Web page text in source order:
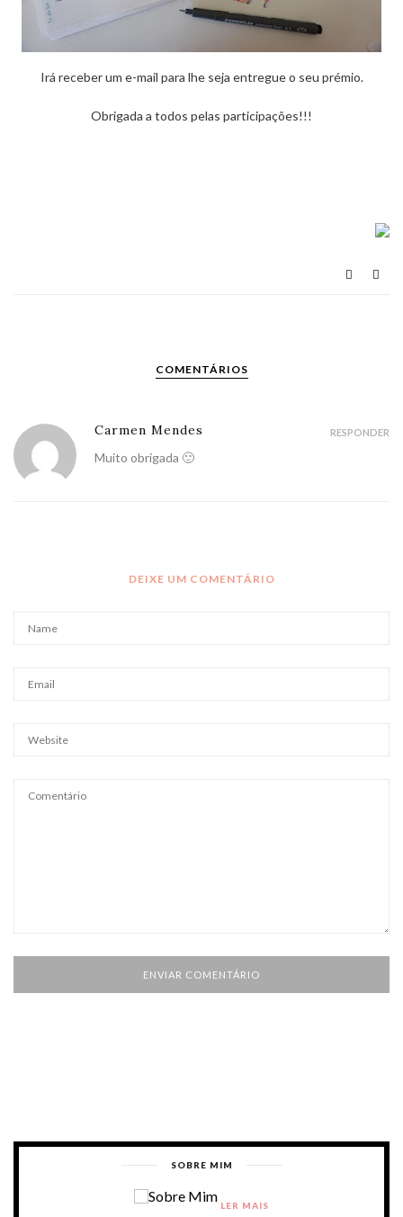
Irá receber um e-mail para lhe seja entregue o seu prémio.
Obrigada a todos pelas participações!!!
COMENTÁRIOS
Carmen Mendes
Muito obrigada 🙂
RESPONDER
DEIXE UM COMENTÁRIO
SOBRE MIM
LER MAIS